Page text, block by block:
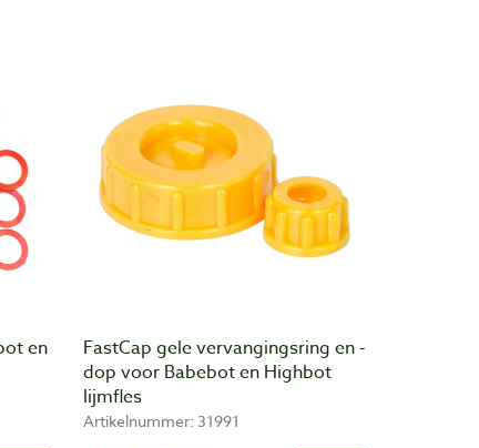
en
FastCap gele vervangingsring en -
dop voor Babebot en Highbot
lijmfles
Artikelnummer: 31991